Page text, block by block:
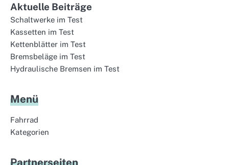
Aktuelle Beiträge
Schaltwerke im Test
Kassetten im Test
Kettenblätter im Test
Bremsbeläge im Test
Hydraulische Bremsen im Test
Menü
Fahrrad
Kategorien
Partnerseiten